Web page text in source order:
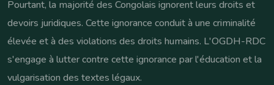
Pourtant, la majorité des Congolais ignorent leurs droits et
devoirs juridiques. Cette ignorance conduit à une criminalité
élevée et à des violations des droits humains. L'OGDH-RDC
s'engage à lutter contre cette ignorance par l'éducation et la
vulgarisation des textes légaux.